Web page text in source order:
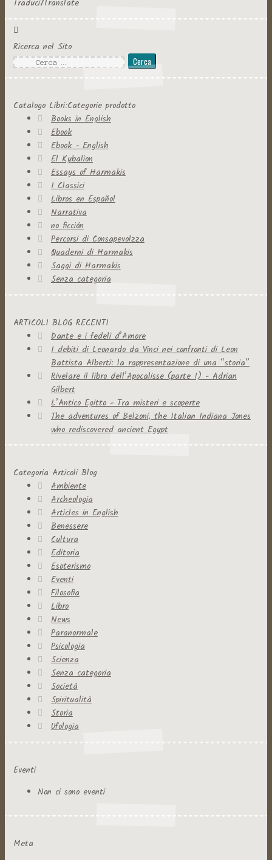
Traduci/Translate
Ricerca nel Sito
Ricerca
per:
Catalogo Libri:Categorie prodotto
Books in English
Ebook
Ebook - English
El Kybalion
Essays of Harmakis
I Classici
Libros en Español
Narrativa
no ficción
Percorsi di Consapevolzza
Quaderni di Harmakis
Saggi di Harmakis
Senza categoria
ARTICOLI BLOG RECENTI
Dante e i fedeli d’Amore
I debiti di Leonardo da Vinci nei confronti di Leon
Battista Alberti: la rappresentazione di una “storia”
Rivelare il libro dell’Apocalisse (parte 1) - Adrian
Gilbert
L’Antico Egitto - Tra misteri e scoperte
The adventures of Belzoni, the Italian Indiana Jones
who rediscovered ancient Egypt
Categoria Articoli Blog
Ambiente
Archeologia
Articles in English
Benessere
Cultura
Editoria
Esoterismo
Eventi
Filosofia
Libro
News
Paranormale
Psicologia
Scienza
Senza categoria
Società
Spiritualità
Storia
Ufologia
Eventi
Non ci sono eventi
Meta